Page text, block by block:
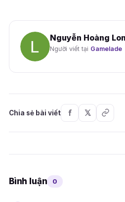
Nguyễn Hoàng
Người viết tại Gamelade
Chia sẻ bài viết
Bình luận 0